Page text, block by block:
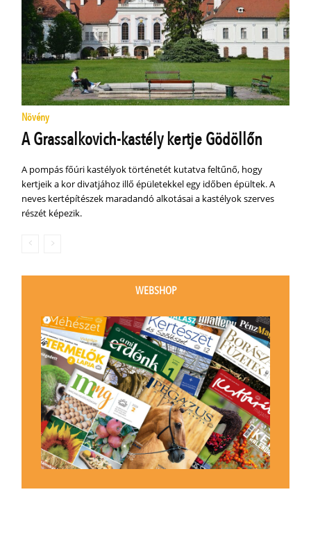
Növény
A Grassalkovich-kastély kertje Gödöllőn
A pompás főúri kastélyok történetét kutatva feltűnő, hogy
kertjeik a kor divatjához illő épületekkel egy időben épültek. A
neves kertépítészek maradandó alkotásai a kastélyok szerves
részét képezik.
WEBSHOP